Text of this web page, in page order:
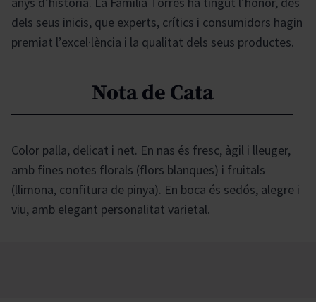
dels seus inicis, que experts, crítics i consumidors hagin
premiat l’excel·lència i la qualitat dels seus productes.
Nota de Cata
Color palla, delicat i net. En nas és fresc, àgil i lleuger,
amb fines notes florals (flors blanques) i fruitals
(llimona, confitura de pinya). En boca és sedós, alegre i
viu, amb elegant personalitat varietal.